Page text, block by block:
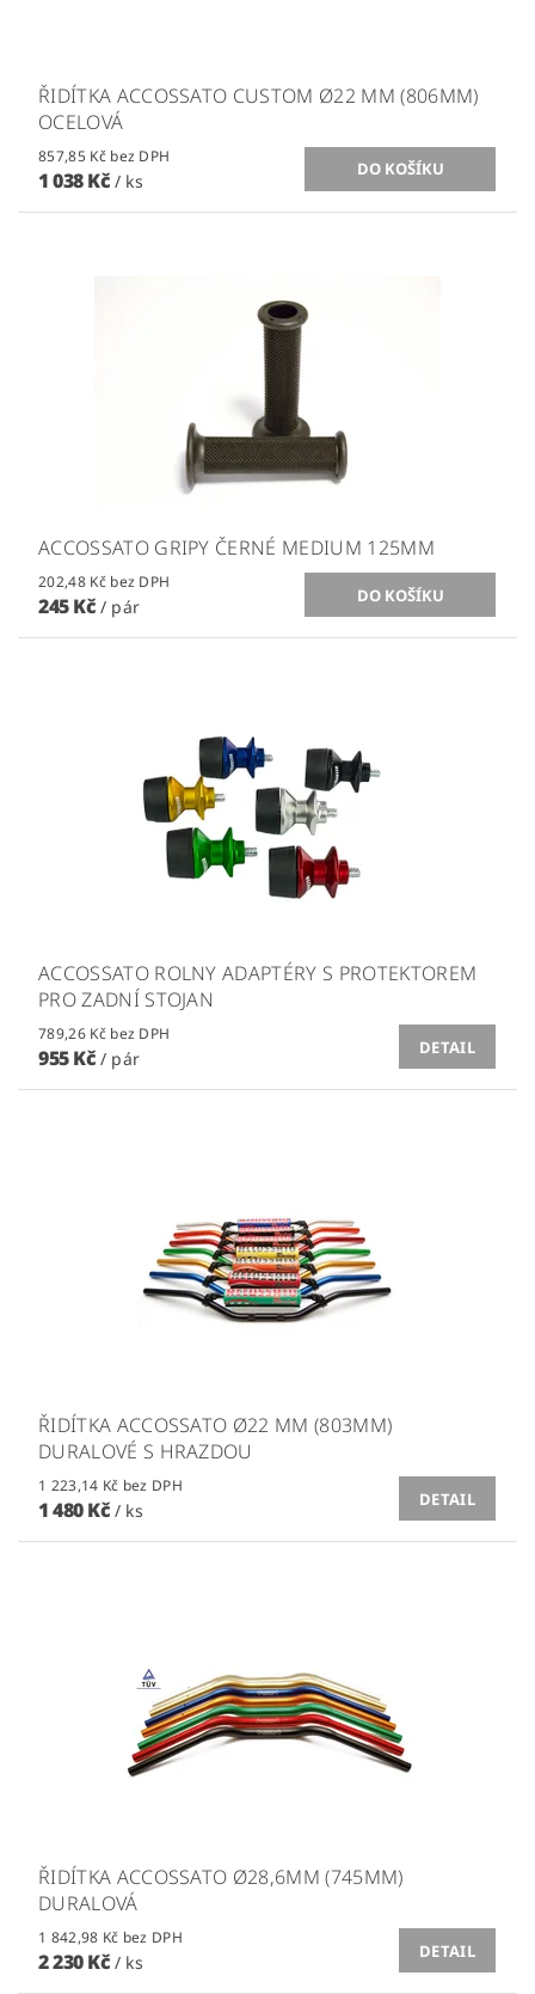
ŘIDÍTKA ACCOSSATO CUSTOM Ø22 MM (806MM)
OCELOVÁ
857,85 Kč bez DPH
1 038 Kč / ks
ACCOSSATO GRIPY ČERNÉ MEDIUM 125MM
202,48 Kč bez DPH
245 Kč / pár
ACCOSSATO ROLNY ADAPTÉRY S PROTEKTOREM
PRO ZADNÍ STOJAN
789,26 Kč bez DPH
955 Kč / pár
DETAIL
ŘIDÍTKA ACCOSSATO Ø22 MM (803MM)
DURALOVÉ S HRAZDOU
1 223,14 Kč bez DPH
1 480 Kč / ks
DETAIL
ŘIDÍTKA ACCOSSATO Ø28,6MM (745MM)
DURALOVÁ
1 842,98 Kč bez DPH
2 230 Kč / ks
DETAIL